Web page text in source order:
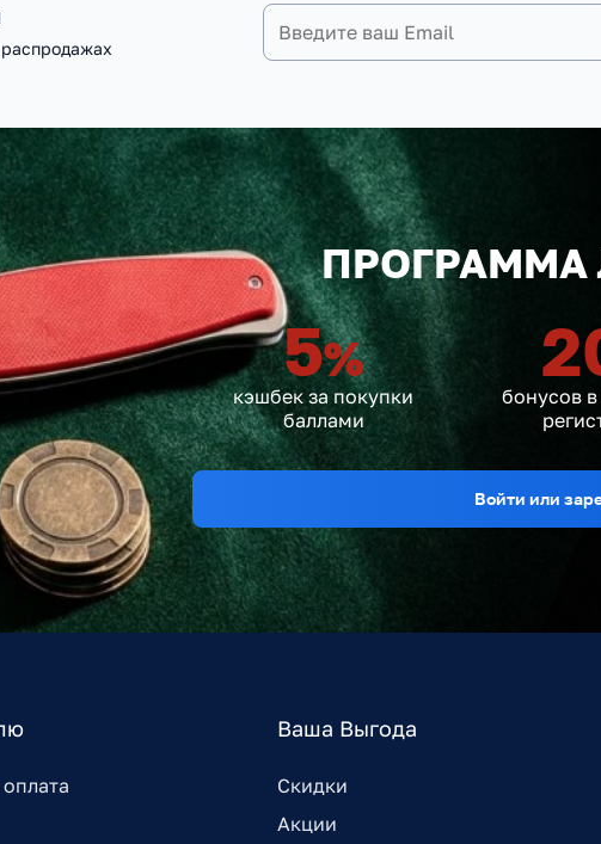
ПРОГРАММА
5%
кэшбек за покупки
баллами
бонусов
Войти или
Ваша Выгода
Скидки
Акции